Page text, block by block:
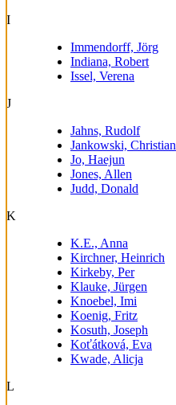
I
Immendorff, Jörg
Indiana, Robert
Issel, Verena
J
Jahns, Rudolf
Jankowski, Christian
Jo, Haejun
Jones, Allen
Judd, Donald
K
K.E., Anna
Kirchner, Heinrich
Kirkeby, Per
Klauke, Jürgen
Knoebel, Imi
Koenig, Fritz
Kosuth, Joseph
Koťátková, Eva
Kwade, Alicja
L